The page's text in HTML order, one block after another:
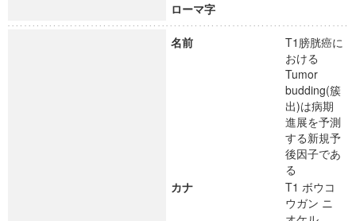
ローマ字
名前
T1膀胱癌に
おける
Tumor
budding(簇
出)は病期
進展を予測
する新規予
後因子であ
る
カナ
T1 ボウコ
ウガン ニ